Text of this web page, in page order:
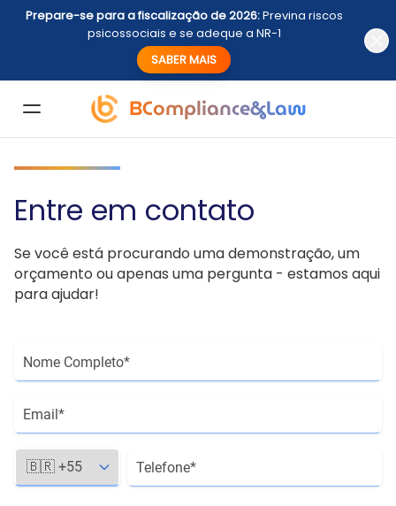
Prepare-se para a fiscalização de 2026:Previna riscos
psicossociais e se adeque a NR-1
SABER MAIS
BCompliance&Law
Entre em contato
Se você está procurando uma demonstração, um
orçamento ou apenas uma pergunta - estamos aqui
para ajudar!